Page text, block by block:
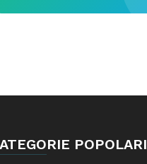
POPOLARI